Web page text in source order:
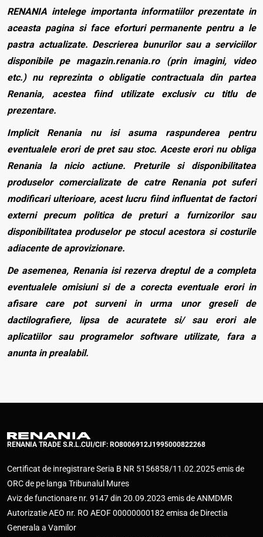
RENANIA intelege importanta informatiilor prezentate in
aceasta pagina si face eforturi permanente pentru a le
pastra actualizate. Descrierea bunurilor sau a serviciilor
disponibile pe magazin.renania.ro (prin imagini, video
etc.) nu reprezinta o obligatie contractuala din partea
Renania, acestea fiind utilizate exclusiv cu titlu de
prezentare.
Implicit Renania nu isi asuma raspunderea pentru
eventualele erori de pret sau stoc. Aceste erori nu obliga
Renania la nicio actiune. Preturile si disponibilitatea
produselor comercializate de catre Renania pot suferi
modificari ulterioare, acest lucru fiind influentat de factori
externi precum politica de preturi a furnizorilor sau
disponibilitatea produselor pe stocul acestora si costurile
adiacente de aprovizionare.
De asemenea, Renania isi rezerva dreptul de a completa
eventualele omisiuni si de a corecta eventuale erori in
afisare care pot surveni in urma unor greseli de
dactilografiere, lipsa de acuratete si/ sau erori ale
aplicatiilor sau programelor software utilizate, fara a
anunta in prealabil.
RENANIA TRADE S.R.L.CUI/CIF: RO8006912J1995000822268
Certificat de inregistrare Seria B NR 5156858/11.02.2025 emis de
ORC de pe langa Tribunalul Mures
Aviz de functionare nr. 9147 din 20.09.2023 emis de ANMDMR
Autorizatie AEO nr. RO AEOF 00000000182 emisa de Directia
Generala a Vamilor